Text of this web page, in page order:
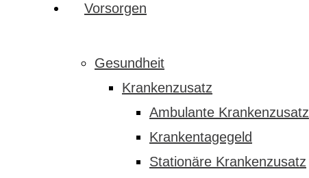
Vorsorgen
Gesundheit
Krankenzusatz
Ambulante Krankenzusatz
Krankentagegeld
Stationäre Krankenzusatz